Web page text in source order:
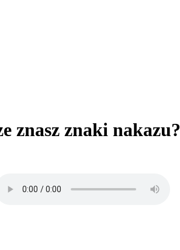
znasz znaki nakazu?